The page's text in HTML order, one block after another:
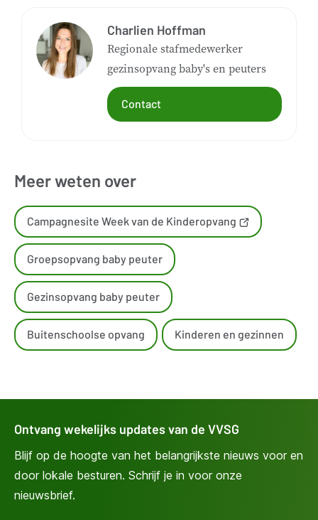
Charlien Hoffman
Regionale stafmedewerker
gezinsopvang baby's en peuters
Contact
Meer weten over
Campagnesite Week van de Kinderopvang
(opent
nieuw
Groepsopvang baby peuter
Gezinsopvang baby peuter
Buitenschoolse opvang Kinderen en gezinnen
Ontvang wekelijks updates van de VVSG
Blijf op de hoogte van het belangrijkste nieuws voor en
door lokale besturen. Schrijf je in voor onze
nieuwsbrief.